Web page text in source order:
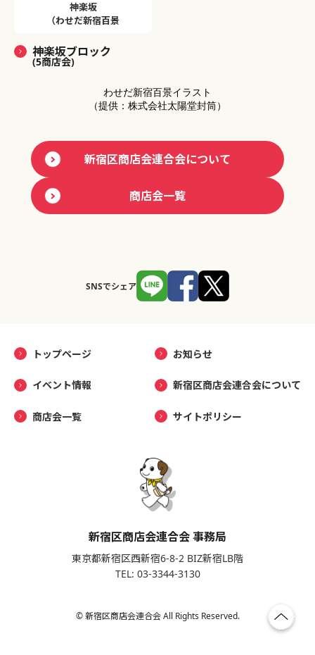
神楽坂
（わせだ新宿百景
神楽坂ブロック
(5商店会)
わせだ新宿百景イラスト
（提供：株式会社太陽堂封筒）
新宿区商店会連合会について
商店会一覧
SNSでシェア
トップページ お知らせ
イベント情報 新宿区商店会連合会について
商店会一覧 サイトポリシー
新宿区商店会連合会 事務局
東京都新宿区西新宿6-8-2 BIZ新宿LB階
TEL: 03-3344-3130
© 新宿区商店会連合会 All Rights Reserved.